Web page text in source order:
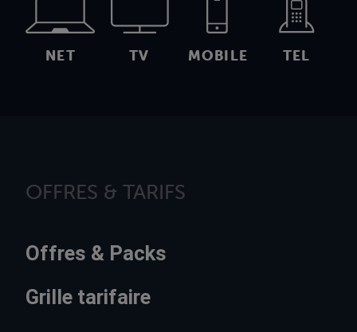
NET TV MOBILE TEL
OFFRES & TARIFS
Offres & Packs
Grille tarifaire